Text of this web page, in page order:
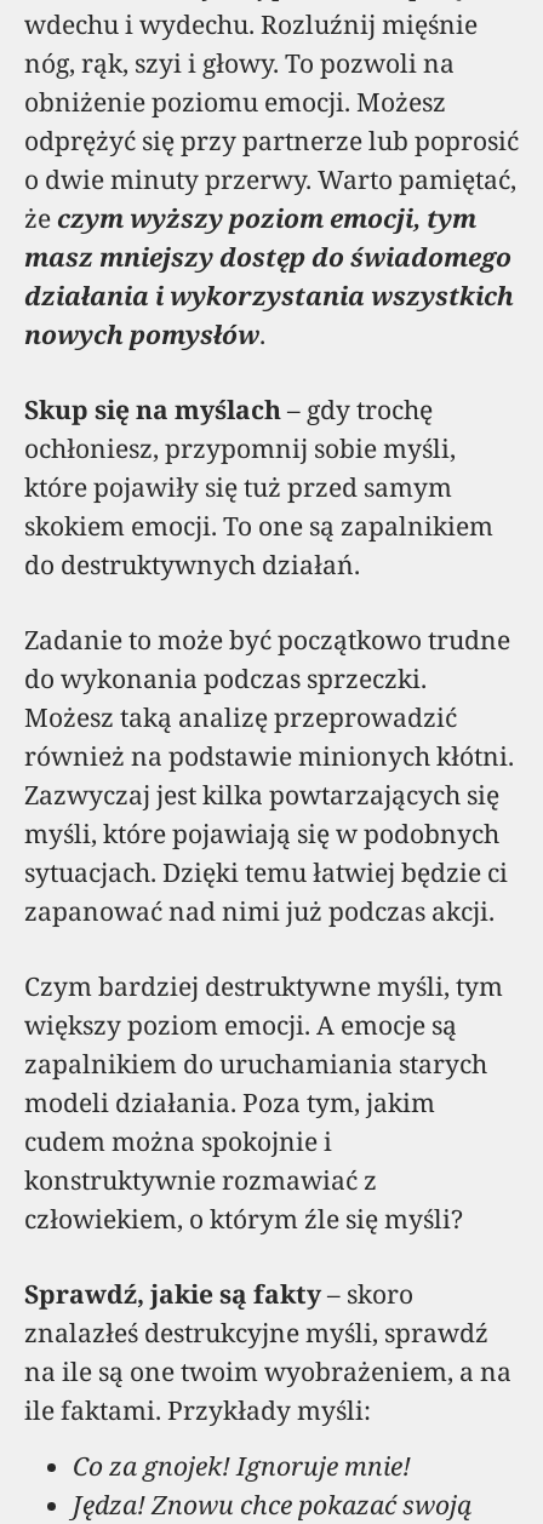
wdechu i wydechu. Rozluźnij mięśnie
nóg, rąk, szyi i głowy. To pozwoli na
obniżenie poziomu emocji. Możesz
odprężyć się przy partnerze lub poprosić
o dwie minuty przerwy. Warto pamiętać,
żeczym wyższy poziom emocji, tym
masz mniejszy dostęp do świadomego
działania i wykorzystania wszystkich
nowych pomysłów.
Skup się na myślach– gdy trochę
ochłoniesz, przypomnij sobie myśli,
które pojawiły się tuż przed samym
skokiem emocji. To one są zapalnikiem
do destruktywnych działań.
Zadanie to może być początkowo trudne
do wykonania podczas sprzeczki.
Możesz taką analizę przeprowadzić
również na podstawie minionych kłótni.
Zazwyczaj jest kilka powtarzających się
myśli, które pojawiają się w podobnych
sytuacjach. Dzięki temu łatwiej będzie ci
zapanować nad nimi już podczas akcji.
Czym bardziej destruktywne myśli, tym
większy poziom emocji. A emocje są
zapalnikiem do uruchamiania starych
modeli działania. Poza tym, jakim
cudem można spokojnie i
konstruktywnie rozmawiać z
człowiekiem, o którym źle się myśli?
Sprawdź, jakie są fakty– skoro
znalazłeś destrukcyjne myśli, sprawdź
na ile są one twoim wyobrażeniem, a na
ile faktami. Przykłady myśli:
Co za gnojek! Ignoruje mnie!
Jędza! Znowu chce pokazać swoją